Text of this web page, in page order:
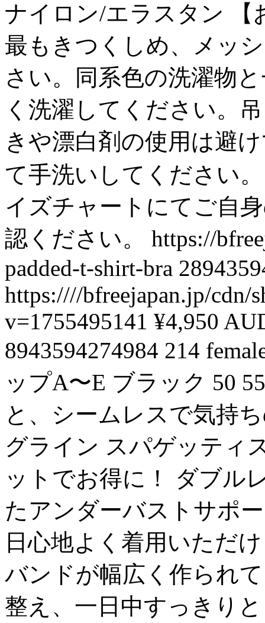
ナイロン/エラスタン 【
最もきつくしめ、メッ
さい。同系色の洗濯物
く洗濯してください。
きや漂白剤の使用は避
て手洗いしてください
イズチャートにてご自
認ください。
https://
padded-t-shirt-bra
https:////bfreejapan.jp/cdn/
v=1755495141 ¥4,950
8943594274984 214
ップA〜E ブラック 50
と、シームレスで気持
グライン スパゲッティ
ットでお得に！ ダブル
たアンダーバストサポ
日心地よく着用いただ
バンドが幅広く作られ
整え、一日中すっきり